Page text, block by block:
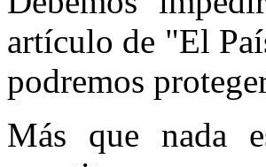
artículo de "El
podremos
Más que nada